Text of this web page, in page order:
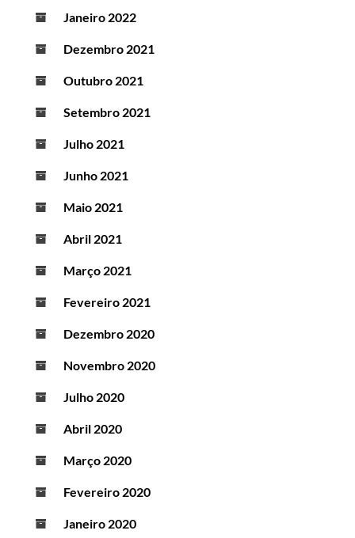
Janeiro 2022
Dezembro 2021
Outubro 2021
Setembro 2021
Julho 2021
Junho 2021
Maio 2021
Abril 2021
Março 2021
Fevereiro 2021
Dezembro 2020
Novembro 2020
Julho 2020
Abril 2020
Março 2020
Fevereiro 2020
Janeiro 2020